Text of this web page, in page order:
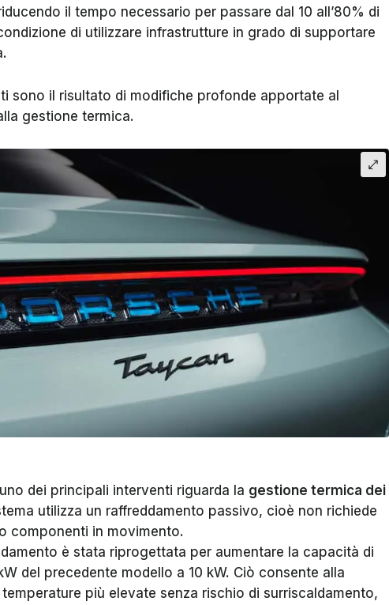
il tempo necessario per passare dal 10 all’80% di
di utilizzare infrastrutture in grado di supportare
sono il risultato di modifiche profonde apportate al
gestione termica.
dei principali interventi riguarda la gestione termica dei
utilizza un raffreddamento passivo, cioè non richiede
componenti in movimento.
è stata riprogettata per aumentare la capacità di
del precedente modello a 10 kW. Ciò consente alla
più elevate senza rischio di surriscaldamento,